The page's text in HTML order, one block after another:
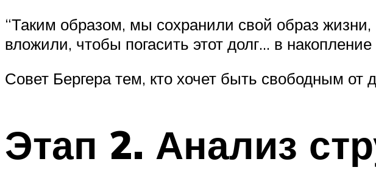
“Таким образом, мы сохранили свой образ
вложили, чтобы погасить этот долг… в
Совет Бергера тем, кто хочет быть свободным от
Этап 2. Анализ